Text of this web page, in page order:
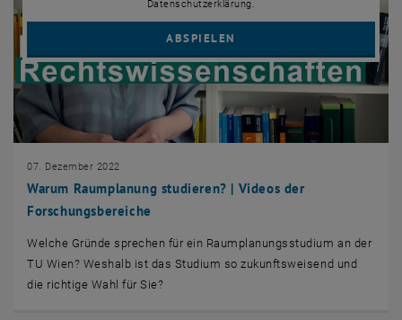
Warum Raumplanung studieren? | Videos der
Forschungsbereiche
07. Dezember 2022
Datenschutzerklärung.
ABSPIELEN YOUTUBE VIDEO
Welche Gründe sprechen für ein Raumplanungsstudium an der
TU Wien? Weshalb ist das Studium so zukunftsweisend und
die richtige Wahl für Sie?